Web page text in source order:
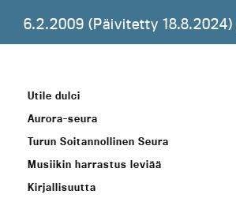
6.2.2009 (Päivitetty 18.8.2024)
Utile dulci
Aurora-seura
Turun Soitannollinen Seura
Musiikin harrastus leviää
Kirjallisuutta